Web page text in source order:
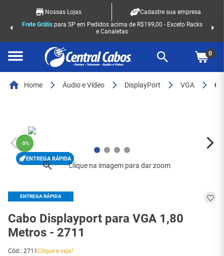
Nossas Lojas
Cadastre sua empresa
Frete Grátispara SP em Pedidos acima de R$199,00 - Exceto Racks
e Canaletas
0
Home Áudio e Vídeo DisplayPort VGA
-5%
ENTREGA RÁPIDA
ENTREGA RÁPIDA
Cabo Displayport para VGA 1,80
Metros - 2711
Cód:: 2711 Clique e veja!